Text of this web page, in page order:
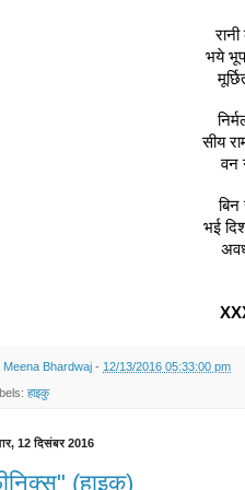
भये
सीय
वन
बिन
भई
Meena Bhardwaj - 12/13/2016 05:33:00 pm
हाइकु
12 दिसंबर 2016
(हाइकु)